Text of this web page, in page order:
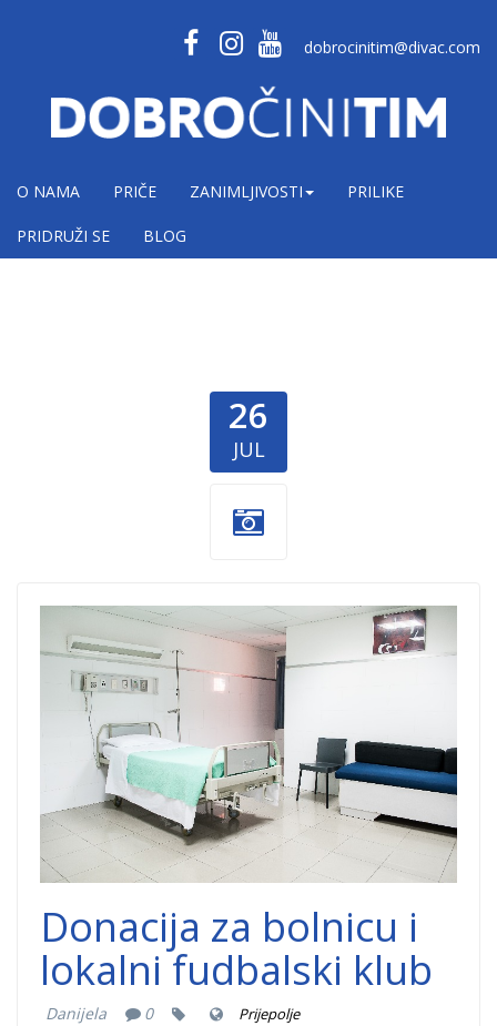
dobrocinitim@divac.com
O NAMA PRIČE ZANIMLJIVOSTI PRILIKE
PRIDRUŽI SE BLOG
26
JUL
donacije-
bolnice-
korona.jpg
Donacija za bolnicu i
lokalni fudbalski klub
Danijela 0 Prijepolje